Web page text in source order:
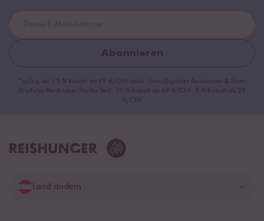
Abonnieren
*gültig bei 15 % Rabatt ab 99 €/CHF (exkl. Sumi Digitaler Reiskocher & Sumi
Digitaler Reiskocher Starter Set), 10 % Rabatt ab 69 €/CHF, 5 % Rabatt ab 29
€/CHF
Land ändern